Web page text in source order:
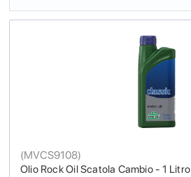
Olio Rock Oil Scatola Cambio - 1 Litro
(MVCS9108)